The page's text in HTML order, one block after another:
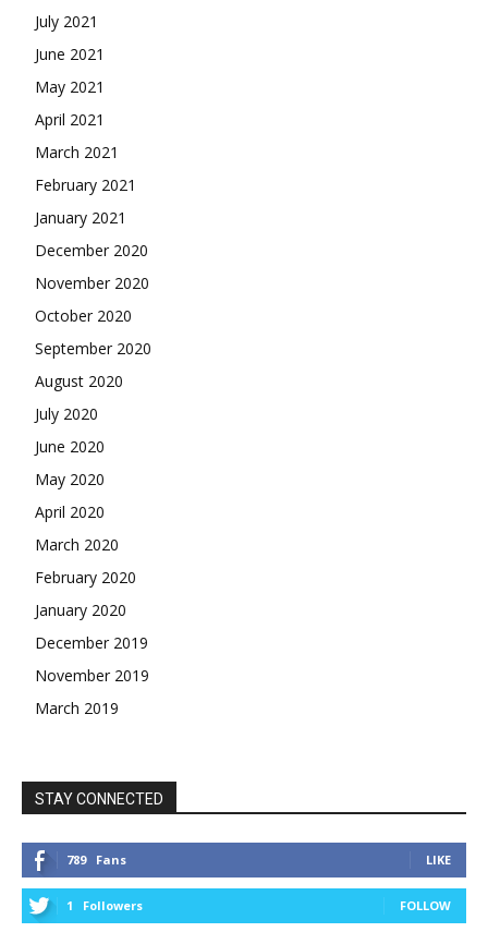
July 2021
June 2021
May 2021
April 2021
March 2021
February 2021
January 2021
December 2020
November 2020
October 2020
September 2020
August 2020
July 2020
June 2020
May 2020
April 2020
March 2020
February 2020
January 2020
December 2019
November 2019
March 2019
STAY CONNECTED
789 Fans LIKE
1 Followers FOLLOW